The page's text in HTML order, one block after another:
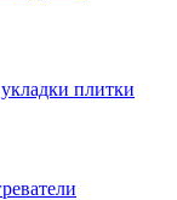
плитки